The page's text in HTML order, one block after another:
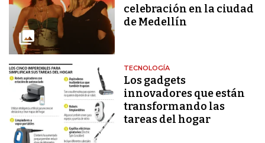
celebración en la ciudad
de Medellín
TECNOLOGÍA
Los gadgets
innovadores que están
transformando las
tareas del hogar